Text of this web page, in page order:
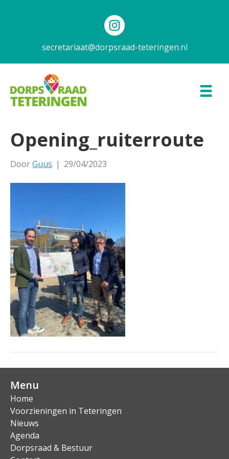
secretariaat@dorpsraad-teteringen.nl
Opening_ruiterroute
DoorGuus | 29/04/2023
Menu
Home
Voorzieningen in Teteringen
Nieuws
Agenda
Dorpsraad & Bestuur